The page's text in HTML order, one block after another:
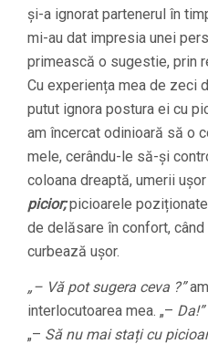
și-a ignorat partenerul în
mi-au dat impresia unei
primească o sugestie, prin
Cu experiența mea de zeci
putut ignora postura ei cu
am încercat odinioară să o
mele, cerându-le să-și
coloana dreaptă, umerii
picior;picioarele
de delăsare în confort,
curbează ușor.
„– Vă pot sugera ceva ?”
interlocutoarea mea. „– Da!”
„– Să nu mai stați cu